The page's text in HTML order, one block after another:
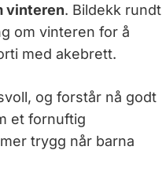
vinteren. Bildekk rundt
om vinteren for å
med akebrett.
og forstår nå godt
et fornuftig
trygg når barna